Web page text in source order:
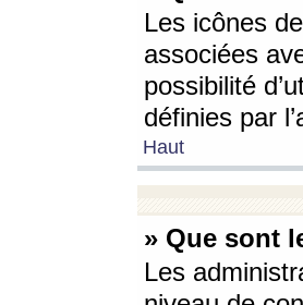
Les icônes
associées
possibilité
définies par
Haut
» Que sont
Les